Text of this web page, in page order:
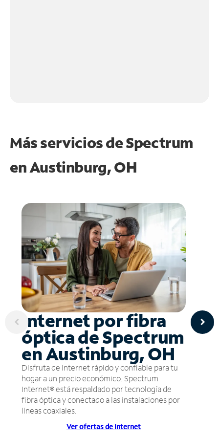
Más servicios de Spectrum
enAustinburg, OH
Internet por fibra
óptica de Spectrum
en Austinburg, OH
Disfruta de Internet rápido y confiable para tu
hogar a un precio económico. Spectrum
Internet® está respaldado por tecnología de
fibra óptica y conectado a las instalaciones por
líneas coaxiales.
Ver ofertas de Internet